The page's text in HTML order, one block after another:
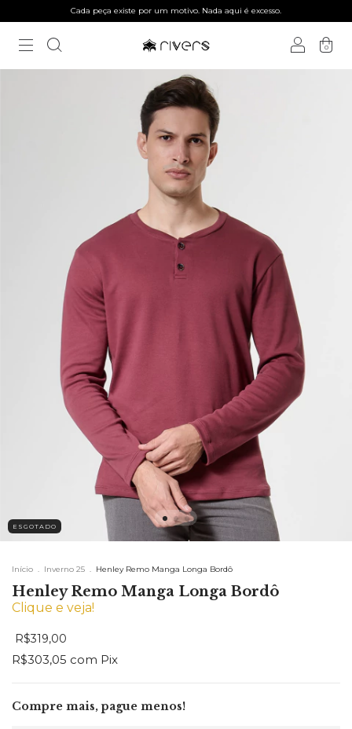
Cada peça existe por um motivo. Nada aqui é excesso.
0
ESGOTADO
Início . Inverno 25 . Henley Remo Manga Longa Bordô
Henley Remo Manga Longa Bordô
Clique e veja!
R$319,00
R$303,05 com Pix
Compre mais, pague menos!